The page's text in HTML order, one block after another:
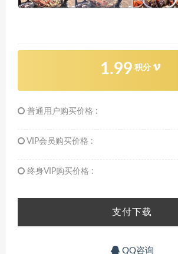
1.99 积分
普通用户购买价格 :
VIP会员购买价格 :
终身VIP购买价格 :
支付下载
QQ咨询